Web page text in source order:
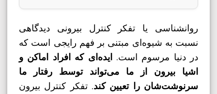
روانشناسی یا تفکر کنترل بیرونی دیدگاهی
نسبت به شیوه‌ای مبتنی بر فهم رایجی است که
در دنیا مرسوم است.
ایده‌ای که افراد اماکن و
اشیا بیرون از ما می‌تواند توسط رفتار ما
سرنوشت‌شان را تعیین کند. تفکر کنترل بیرون